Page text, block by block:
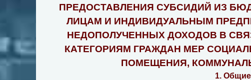
ПРЕДОСТАВЛЕНИЯ СУБСИДИЙ ИЗ
ЛИЦАМ И ИНДИВИДУАЛЬНЫМ
НЕДОПОЛУЧЕННЫХ ДОХОДОВ В
КАТЕГОРИЯМ ГРАЖДАН МЕР
ПОМЕЩЕНИЯ,
1.